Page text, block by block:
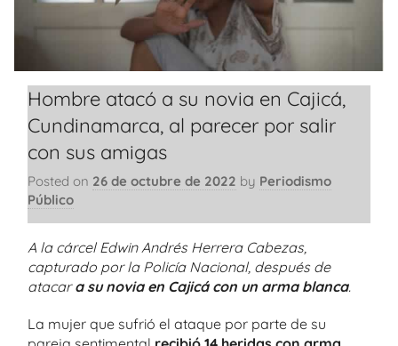
Hombre atacó a su novia en Cajicá,
Cundinamarca, al parecer por salir
con sus amigas
Posted on 26 de octubre de 2022 by Periodismo
Público
A la cárcel Edwin Andrés Herrera Cabezas,
capturado por la Policía Nacional, después de
atacara su novia en Cajicá con un arma blanca.
La mujer que sufrió el ataque por parte de su